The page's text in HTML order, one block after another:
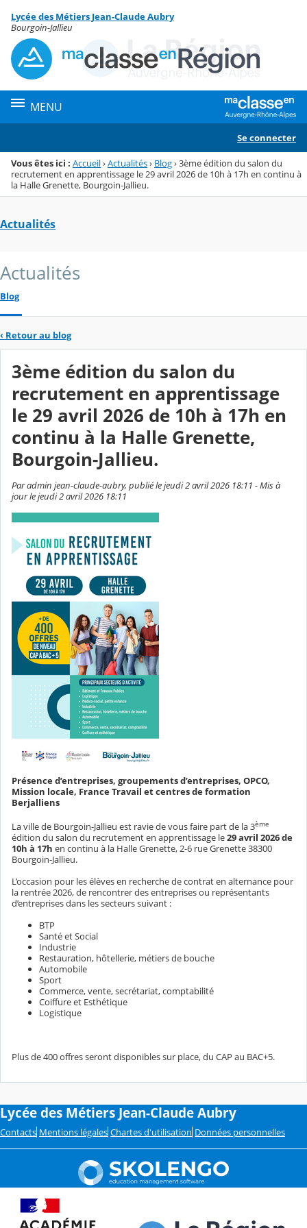
Menu de la rubrique
Contenu
Lycée des Métiers Jean-Claude Aubry
Bourgoin-Jallieu
MENU
Se connecter
Vous êtes ici : Accueil›Actualités› Blog›3ème édition du salon du
recrutement en apprentissage le 29 avril 2026 de 10h à 17h en continu à
la Halle Grenette, Bourgoin-Jallieu.
Actualités
Actualités
Blog
‹ Retour au blog
3ème édition du salon du
recrutement en apprentissage
le 29 avril 2026 de 10h à 17h en
continu à la Halle Grenette,
Bourgoin-Jallieu.
Par admin jean-claude-aubry, publié le jeudi 2 avril 2026 18:11 - Mis à
jour le jeudi 2 avril 2026 18:11
Présence d’entreprises, groupements d’entreprises, OPCO,
Mission locale, France Travail et centres de formation
Berjalliens
La ville de Bourgoin-Jallieu est ravie de vous faire part de la 3ème
édition du salon du recrutement en apprentissage le29 avril 2026 de
10h à 17h en continu à la Halle Grenette, 2-6 rue Grenette 38300
Bourgoin-Jallieu.
L’occasion pour les élèves en recherche de contrat en alternance pour
la rentrée 2026, de rencontrer des entreprises ou représentants
d’entreprises dans les secteurs suivant :
BTP
Santé et Social
Industrie
Restauration, hôtellerie, métiers de bouche
Automobile
Sport
Commerce, vente, secrétariat, comptabilité
Coiffure et Esthétique
Logistique
Plus de 400 offres seront disponibles sur place, du CAP au BAC+5.
Lycée des Métiers Jean-Claude Aubry
Contacts Mentions légales Chartes d'utilisation Données personnelles